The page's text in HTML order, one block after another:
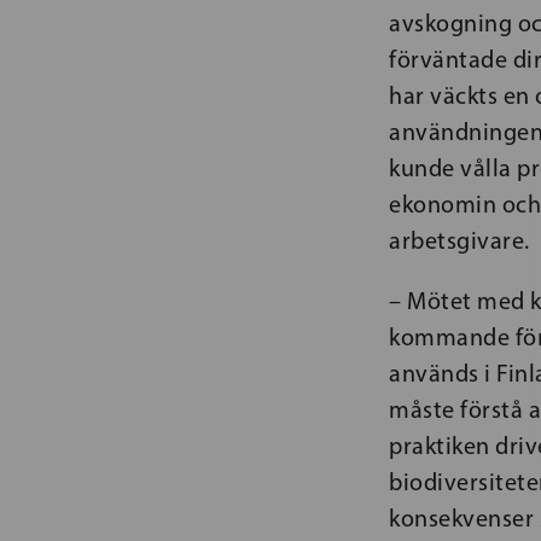
avskogning
förväntade
har väckts en
kunde vålla
ekonomin
arbetsgivare.
– Mötet med
kommande
används i
måste förstå
praktiken